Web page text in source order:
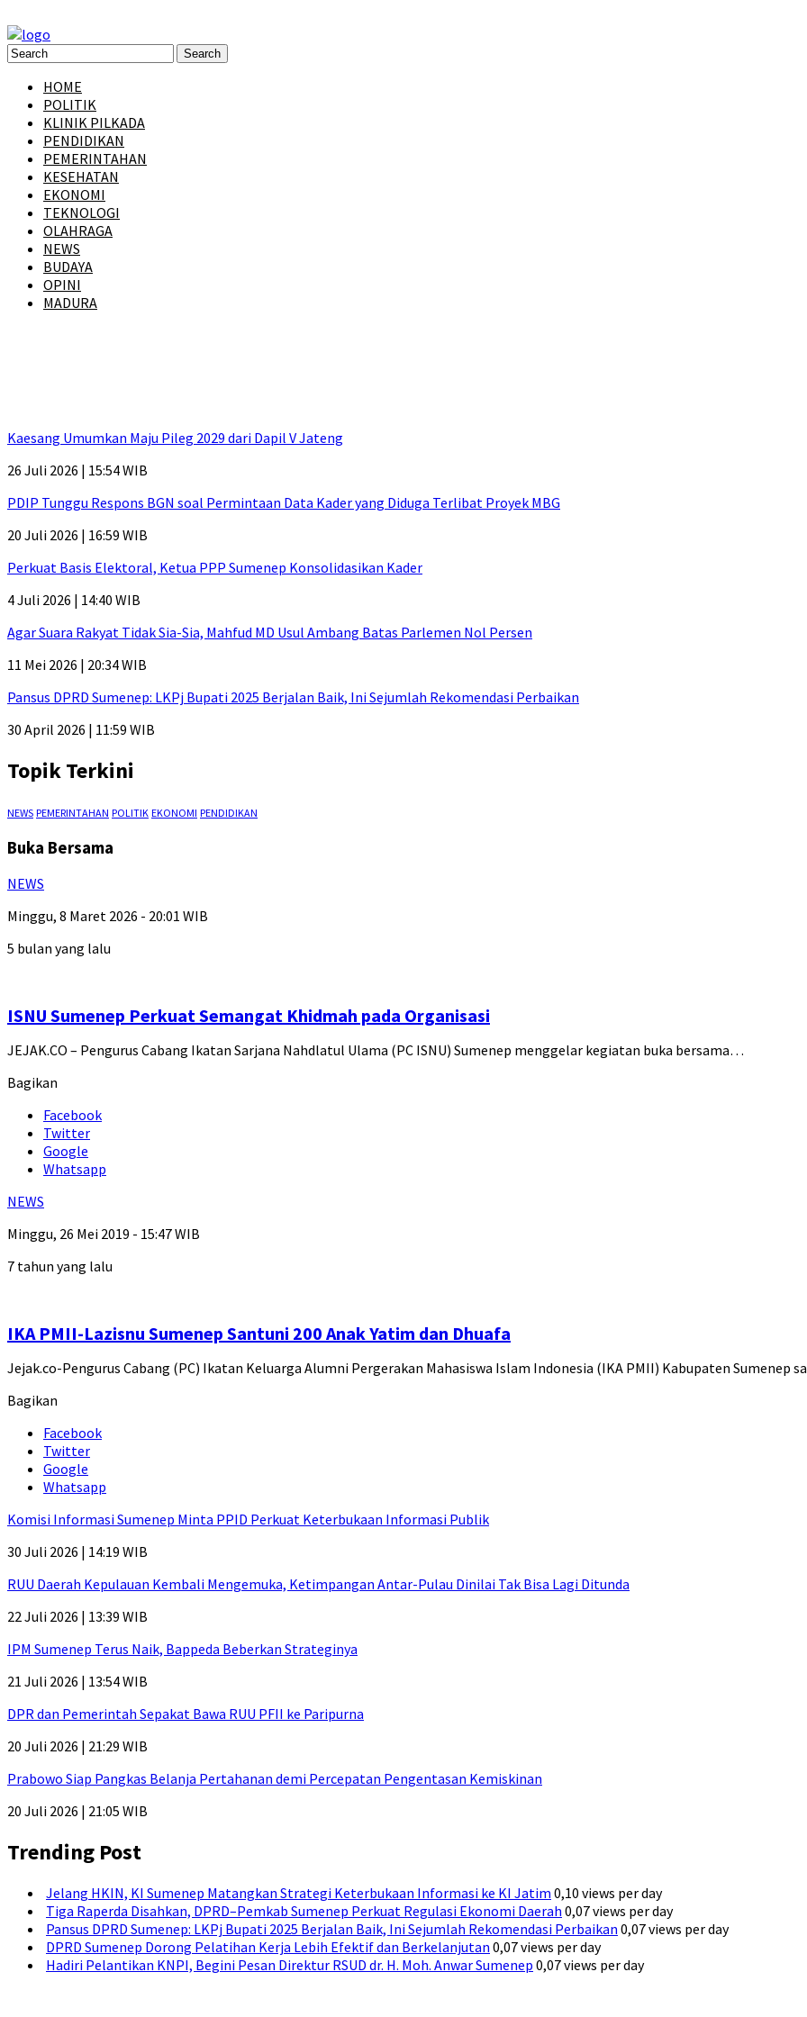
HOME
POLITIK
KLINIK PILKADA
PENDIDIKAN
PEMERINTAHAN
KESEHATAN
EKONOMI
TEKNOLOGI
OLAHRAGA
NEWS
BUDAYA
OPINI
MADURA
Kaesang Umumkan Maju Pileg 2029 dari Dapil V Jateng
26 Juli 2026 | 15:54 WIB
PDIP Tunggu Respons BGN soal Permintaan Data Kader yang Diduga Terlibat Proyek MBG
20 Juli 2026 | 16:59 WIB
Perkuat Basis Elektoral, Ketua PPP Sumenep Konsolidasikan Kader
4 Juli 2026 | 14:40 WIB
Agar Suara Rakyat Tidak Sia-Sia, Mahfud MD Usul Ambang Batas Parlemen Nol Persen
11 Mei 2026 | 20:34 WIB
Pansus DPRD Sumenep: LKPj Bupati 2025 Berjalan Baik, Ini Sejumlah Rekomendasi Perbaikan
30 April 2026 | 11:59 WIB
Topik Terkini
NEWS PEMERINTAHAN POLITIK EKONOMI PENDIDIKAN
Buka Bersama
NEWS
Minggu, 8 Maret 2026 - 20:01 WIB
5 bulan yang lalu
ISNU Sumenep Perkuat Semangat Khidmah pada Organisasi
JEJAK.CO – Pengurus Cabang Ikatan Sarjana Nahdlatul Ulama (PC ISNU) Sumenep menggelar kegiatan buka bersama…
Bagikan
Facebook
Twitter
Google
Whatsapp
NEWS
Minggu, 26 Mei 2019 - 15:47 WIB
7 tahun yang lalu
IKA PMII-Lazisnu Sumenep Santuni 200 Anak Yatim dan Dhuafa
Jejak.co-Pengurus Cabang (PC) Ikatan Keluarga Alumni Pergerakan Mahasiswa Islam Indonesia (IKA PMII) Kabupaten Sumenep
Bagikan
Facebook
Twitter
Google
Whatsapp
Komisi Informasi Sumenep Minta PPID Perkuat Keterbukaan Informasi Publik
30 Juli 2026 | 14:19 WIB
RUU Daerah Kepulauan Kembali Mengemuka, Ketimpangan Antar-Pulau Dinilai Tak Bisa Lagi Ditunda
22 Juli 2026 | 13:39 WIB
IPM Sumenep Terus Naik, Bappeda Beberkan Strateginya
21 Juli 2026 | 13:54 WIB
DPR dan Pemerintah Sepakat Bawa RUU PFII ke Paripurna
20 Juli 2026 | 21:29 WIB
Prabowo Siap Pangkas Belanja Pertahanan demi Percepatan Pengentasan Kemiskinan
20 Juli 2026 | 21:05 WIB
Trending Post
Jelang HKIN, KI Sumenep Matangkan Strategi Keterbukaan Informasi ke KI Jatim 0,10 views per day
Tiga Raperda Disahkan, DPRD–Pemkab Sumenep Perkuat Regulasi Ekonomi Daerah 0,07 views per day
Pansus DPRD Sumenep: LKPj Bupati 2025 Berjalan Baik, Ini Sejumlah Rekomendasi Perbaikan 0,07 views per day
DPRD Sumenep Dorong Pelatihan Kerja Lebih Efektif dan Berkelanjutan 0,07 views per day
Hadiri Pelantikan KNPI, Begini Pesan Direktur RSUD dr. H. Moh. Anwar Sumenep 0,07 views per day